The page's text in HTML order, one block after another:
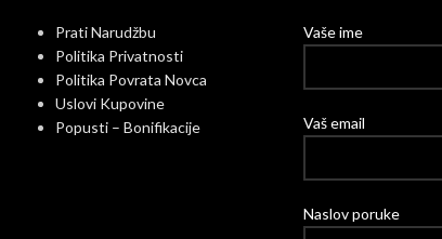
Prati Narudžbu
Politika Privatnosti
Politika Povrata Novca
Uslovi Kupovine
Popusti – Bonifikacije
Vaše ime
Vaš email
Naslov poruke